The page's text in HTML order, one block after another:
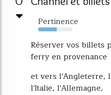
Pertinence
54%
Réserver vos billets
ferry en provenance
et vers l'Angleterre,
l'Italie, l'Allemagne,